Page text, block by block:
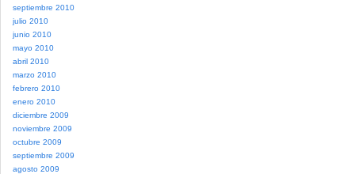
septiembre 2010
julio 2010
junio 2010
mayo 2010
abril 2010
marzo 2010
febrero 2010
enero 2010
diciembre 2009
noviembre 2009
octubre 2009
septiembre 2009
agosto 2009